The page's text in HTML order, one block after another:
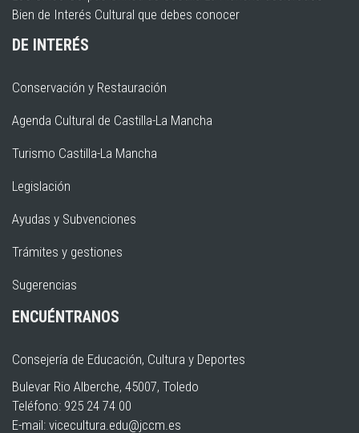
Bien de Interés Cultural que debes conocer
DE INTERÉS
Conservación y Restauración
Agenda Cultural de Castilla-La Mancha
Turismo Castilla-La Mancha
Legislación
Ayudas y Subvenciones
Trámites y gestiones
Sugerencias
ENCUÉNTRANOS
Consejería de Educación, Cultura y Deportes
Bulevar Rio Alberche, 45007, Toledo
Teléfono: 925 24 74 00
E-mail: vicecultura.edu@jccm.es